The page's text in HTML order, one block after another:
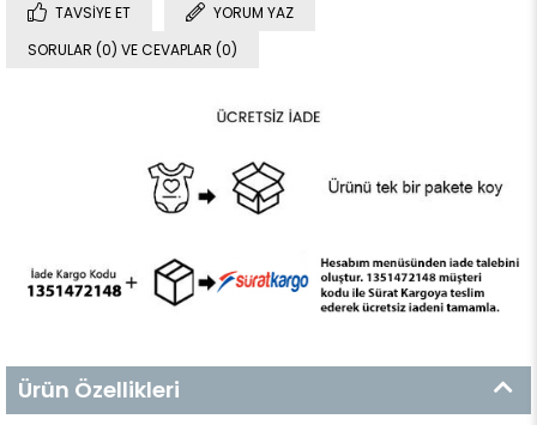
TAVSIYE ET
YORUM YAZ
SORULAR (0) VE CEVAPLAR (0)
Ürün Özellikleri